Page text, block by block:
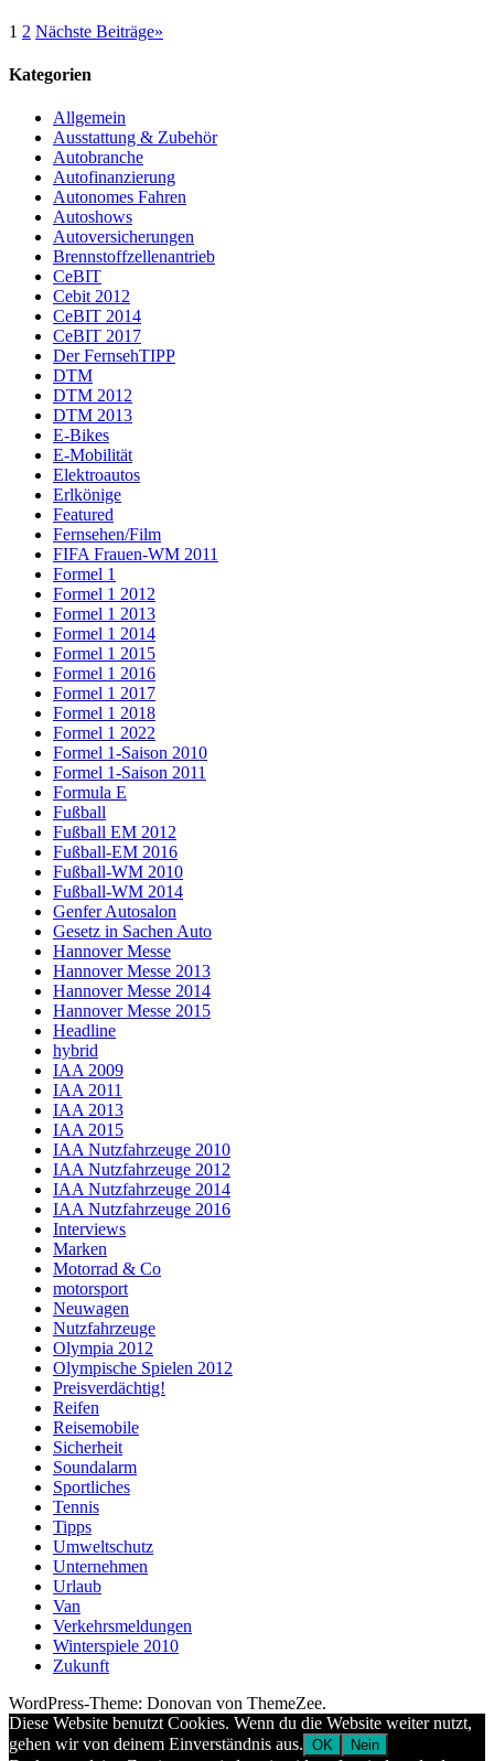
1 2 Nächste Beiträge»
Kategorien
Allgemein
Ausstattung & Zubehör
Autobranche
Autofinanzierung
Autonomes Fahren
Autoshows
Autoversicherungen
Brennstoffzellenantrieb
CeBIT
Cebit 2012
CeBIT 2014
CeBIT 2017
Der FernsehTIPP
DTM
DTM 2012
DTM 2013
E-Bikes
E-Mobilität
Elektroautos
Erlkönige
Featured
Fernsehen/Film
FIFA Frauen-WM 2011
Formel 1
Formel 1 2012
Formel 1 2013
Formel 1 2014
Formel 1 2015
Formel 1 2016
Formel 1 2017
Formel 1 2018
Formel 1 2022
Formel 1-Saison 2010
Formel 1-Saison 2011
Formula E
Fußball
Fußball EM 2012
Fußball-EM 2016
Fußball-WM 2010
Fußball-WM 2014
Genfer Autosalon
Gesetz in Sachen Auto
Hannover Messe
Hannover Messe 2013
Hannover Messe 2014
Hannover Messe 2015
Headline
hybrid
IAA 2009
IAA 2011
IAA 2013
IAA 2015
IAA Nutzfahrzeuge 2010
IAA Nutzfahrzeuge 2012
IAA Nutzfahrzeuge 2014
IAA Nutzfahrzeuge 2016
Interviews
Marken
Motorrad & Co
motorsport
Neuwagen
Nutzfahrzeuge
Olympia 2012
Olympische Spielen 2012
Preisverdächtig!
Reifen
Reisemobile
Sicherheit
Soundalarm
Sportliches
Tennis
Tipps
Umweltschutz
Unternehmen
Urlaub
Van
Verkehrsmeldungen
Winterspiele 2010
Zukunft
WordPress-Theme: Donovan von ThemeZee.
Diese Website benutzt Cookies. Wenn du die Website weiter nutzt,
gehen wir von deinem Einverständnis aus. OK Nein